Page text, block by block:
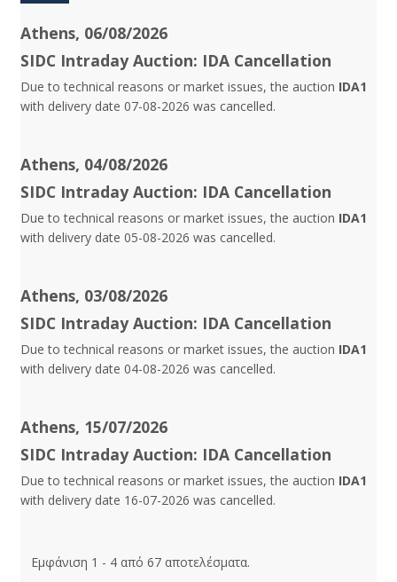
Athens, 06/08/2026
SIDC Intraday Auction: IDA Cancellation
Due to technical reasons or market issues, the auction IDA1
with delivery date 07-08-2026 was cancelled.
Athens, 04/08/2026
SIDC Intraday Auction: IDA Cancellation
Due to technical reasons or market issues, the auction IDA1
with delivery date 05-08-2026 was cancelled.
Athens, 03/08/2026
SIDC Intraday Auction: IDA Cancellation
Due to technical reasons or market issues, the auction IDA1
with delivery date 04-08-2026 was cancelled.
Athens, 15/07/2026
SIDC Intraday Auction: IDA Cancellation
Due to technical reasons or market issues, the auction IDA1
with delivery date 16-07-2026 was cancelled.
Εμφάνιση 1 - 4 από 67 αποτελέσματα.